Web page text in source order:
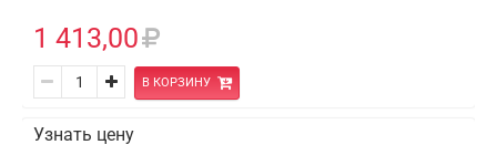
1 413,00
В КОРЗИНУ
Узнать цену